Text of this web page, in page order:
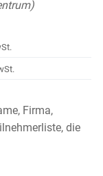
Firma,
die